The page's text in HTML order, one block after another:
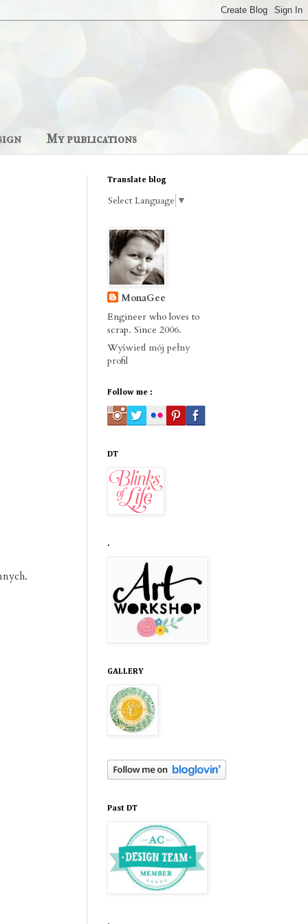
My publications
Translate blog
Select Language ▼
MonaGee
Engineer who loves to
scrap. Since 2006.
Wyświetl mój pełny
profil
Follow me :
DT
.
GALLERY
Past DT